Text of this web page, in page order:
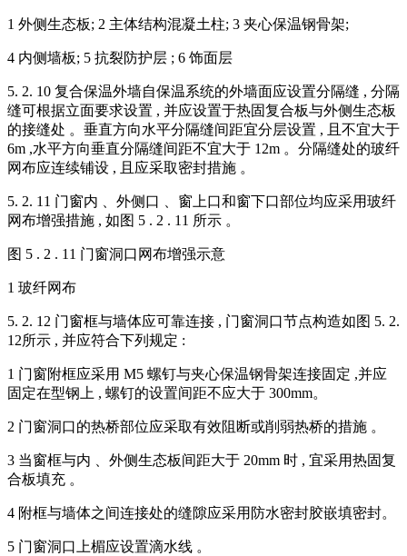
1 外侧生态板; 2 主体结构混凝土柱; 3 夹心保温钢骨架;
4 内侧墙板; 5 抗裂防护层 ; 6 饰面层
5. 2. 10 复合保温外墙自保温系统的外墙面应设置分隔缝 , 分隔
缝可根据立面要求设置 , 并应设置于热固复合板与外侧生态板
的接缝处 。垂直方向水平分隔缝间距宜分层设置 , 且不宜大于
6m ,水平方向垂直分隔缝间距不宜大于 12m 。分隔缝处的玻纤
网布应连续铺设 , 且应采取密封措施 。
5. 2. 11 门窗内 、外侧口 、窗上口和窗下口部位均应采用玻纤
网布增强措施 , 如图 5 . 2 . 11 所示 。
图 5 . 2 . 11 门窗洞口网布增强示意
1 玻纤网布
5. 2. 12 门窗框与墙体应可靠连接 , 门窗洞口节点构造如图 5. 2.
12所示 , 并应符合下列规定 :
1 门窗附框应采用 M5 螺钉与夹心保温钢骨架连接固定 ,并应
固定在型钢上 , 螺钉的设置间距不应大于 300mm。
2 门窗洞口的热桥部位应采取有效阻断或削弱热桥的措施 。
3 当窗框与内 、外侧生态板间距大于 20mm 时 , 宜采用热固复
合板填充 。
4 附框与墙体之间连接处的缝隙应采用防水密封胶嵌填密封。
5 门窗洞口上楣应设置滴水线 。